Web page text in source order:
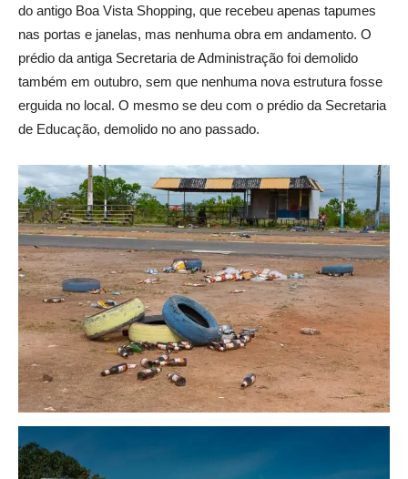
do antigo Boa Vista Shopping, que recebeu apenas tapumes
nas portas e janelas, mas nenhuma obra em andamento. O
prédio da antiga Secretaria de Administração foi demolido
também em outubro, sem que nenhuma nova estrutura fosse
erguida no local. O mesmo se deu com o prédio da Secretaria
de Educação, demolido no ano passado.